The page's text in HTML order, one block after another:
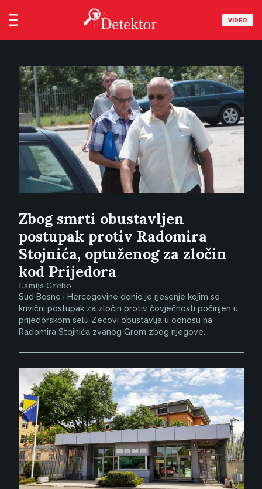
VIDEO
Zbog smrti obustavljen
postupak protiv Radomira
Stojnića, optuženog za zločin
kod Prijedora
Lamija Grebo
Sud Bosne i Hercegovine donio je rješenje kojim se
krivični postupak za zločin protiv čovječnosti počinjen u
prijedorskom selu Zecovi obustavlja u odnosu na
Radomira Stojnića zvanog Grom zbog njegove...